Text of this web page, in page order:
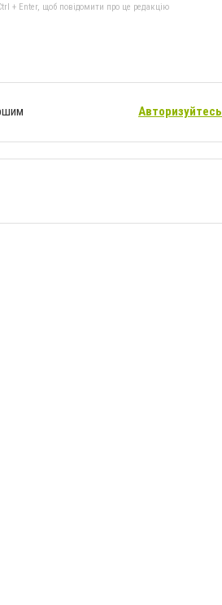
+ Enter, щоб повідомити про це редакцію
Авторизуйтесь